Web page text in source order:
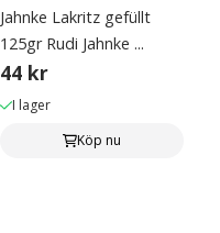
Jahnke Lakritz gefüllt
125gr Rudi Jahnke ...
44 kr
I lager
Köp nu